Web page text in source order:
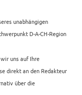
unabhängigen
D-A-CH-Region
uns auf Ihre
direkt an den Redakteur
über die